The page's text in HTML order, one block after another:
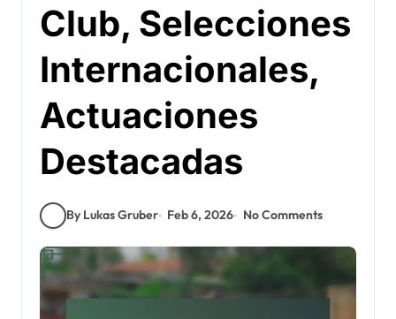
Club, Selecciones
Internacionales,
Actuaciones
Destacadas
By Lukas Gruber Feb 6, 2026 No Comments